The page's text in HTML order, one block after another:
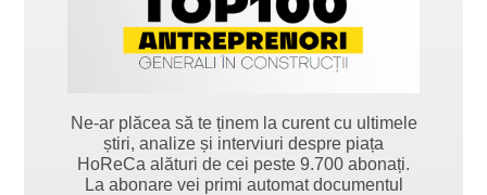
Ne-ar plăcea să te ținem la curent cu ultimele
știri, analize și interviuri despre piața
HoReCa alături de cei peste 9.700 abonați.
La abonare vei primi automat documentul